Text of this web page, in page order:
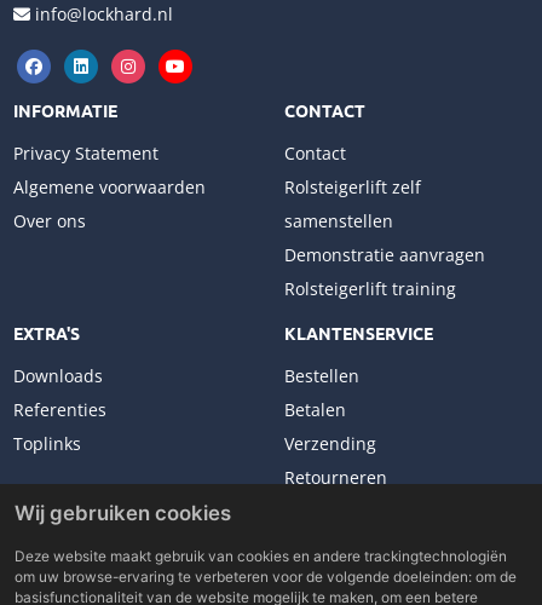
info@lockhard.nl
INFORMATIE
Privacy Statement
Algemene voorwaarden
Over ons
CONTACT
Contact
Rolsteigerlift zelf
samenstellen
Demonstratie aanvragen
Rolsteigerlift training
EXTRA'S
Downloads
Referenties
Toplinks
KLANTENSERVICE
Bestellen
Betalen
Verzending
Retourneren
Wij gebruiken cookies
Deze website maakt gebruik van cookies en andere trackingtechnologiën
om uw browse-ervaring te verbeteren voor de volgende doeleinden: om de
basisfunctionaliteit van de website mogelijk te maken, om een betere